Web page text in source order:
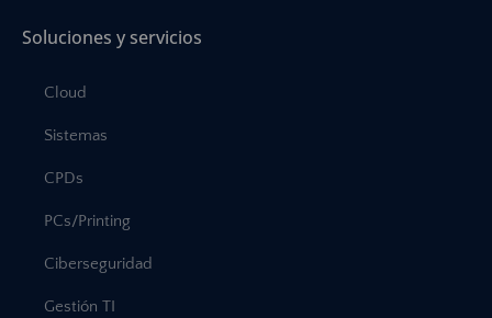
Soluciones y servicios
Cloud
Sistemas
CPDs
PCs/Printing
Ciberseguridad
Gestión TI